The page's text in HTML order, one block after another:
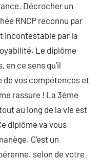
Décrocher un
RNCP reconnu par
incontestable par la
Le diplôme
ce sens qu’il
de vos compétences et
rassure ! La 3ème
au long de la vie est
diplôme va vous
C’est un
selon de votre